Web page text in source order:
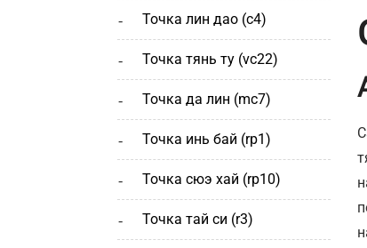
точка лин дао (c4)
точка тянь ту (vc22)
точка да лин (mc7)
точка инь бай (rp1)
точка сюэ хай (rp10)
точка тай си (r3)